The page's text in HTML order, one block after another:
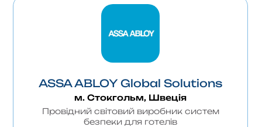
ASSA ABLOY Global Solutions
м. Стокгольм, Швеція
Провідний світовий виробник систем
безпеки для готелів